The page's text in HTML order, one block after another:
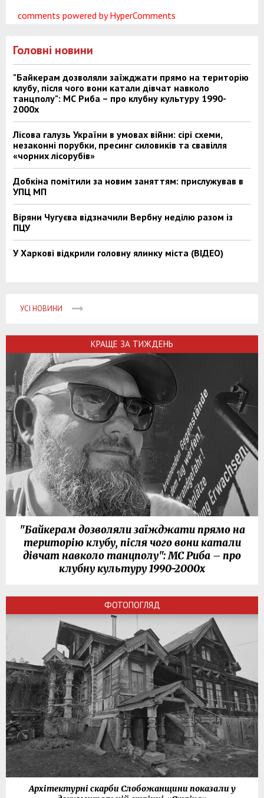
comments powered by HyperComments
Головні новини
"Байкерам дозволяли заїжджати прямо на територію
клубу, після чого вони катали дівчат навколо
танцполу": МС Риба – про клубну культуру 1990-
2000х
Лісова галузь України в умовах війни: сірі схеми,
незаконні порубки, пресинг силовиків та свавілля
«чорних лісорубів»
Добкіна помітили за новим заняттям: прислужував в
УПЦ МП
Віряни Чугуєва відзначили Вербну неділю разом із
ПЦУ
У Харкові відкрили головну ялинку міста (ВІДЕО)
УСІ НОВИНИ
КРАЩЕ ЗА ТИЖДЕНЬ
"Байкерам дозволяли заїжджати прямо на
територію клубу, після чого вони катали
дівчат навколо танцполу": МС Риба – про
клубну культуру 1990-2000х
ФОТОПОГЛЯД
Архітектурні скарби Слобожанщини показали у